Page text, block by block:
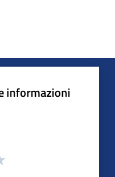
informazioni